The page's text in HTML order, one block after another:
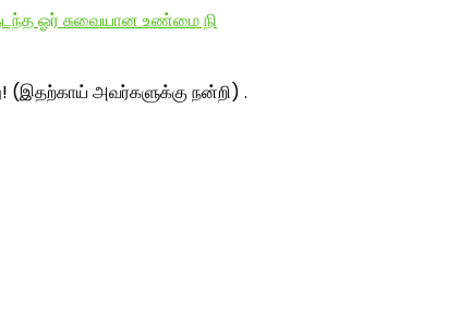
ஓர் சுவையான உண்மை நி
(இதற்காய் அவர்களுக்கு நன்றி) .